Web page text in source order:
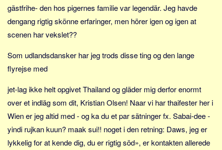
gästfrihe- den hos pigernes familie var legendär. Jeg havde
dengang rigtig skönne erfaringer, men hörer igen og igen at
scenen har vekslet??
Som udlandsdansker har jeg trods disse ting og den lange
flyrejse med
jet-lag ikke helt opgivet Thailand og gläder mig derfor enormt
over et indläg som dit, Kristian Olsen! Naar vi har thaifester her i
Wien er jeg altid med - og ka du et par sätninger fx. Sabai-dee -
yindi rujkan kuun? maak sui!! noget i den retning: Daws, jeg er
lykkelig for at kende dig, du er rigtig söd», er kontakten allerede